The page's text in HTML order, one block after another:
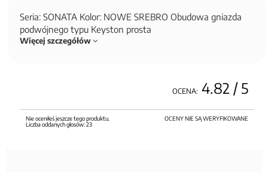
Seria: SONATA Kolor: NOWE SREBRO Obudowa gniazda
podwójnego typu Keyston prosta
Więcej szczegółów
OCENA: 4.82 / 5
OCENY NIE SĄ WERYFIKOWANE
Nie oceniłeś jeszcze tego produktu.
Liczba oddanych głosów:23